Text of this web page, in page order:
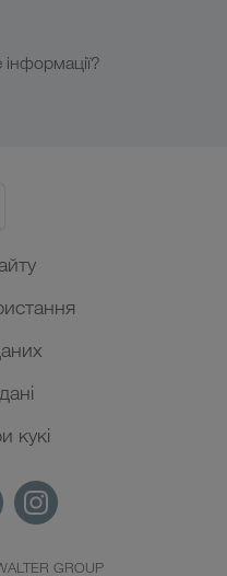
кукі
GROUP